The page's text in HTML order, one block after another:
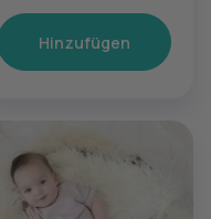
Hinzufügen